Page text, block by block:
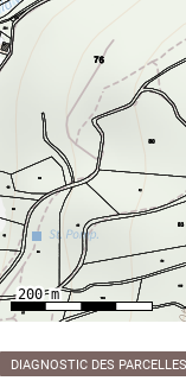
DIAGNOSTIC DES PARCELLES